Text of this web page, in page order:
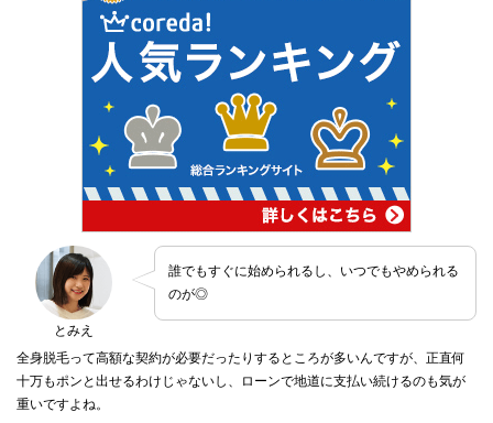
とみえ
誰でもすぐに始められるし、いつでもやめられる
のが◎
全身脱毛って高額な契約が必要だったりするところが多いんですが、正直何
十万もポンと出せるわけじゃないし、ローンで地道に支払い続けるのも気が
重いですよね。